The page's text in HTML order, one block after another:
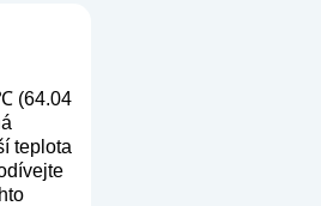
(64.04
teplota